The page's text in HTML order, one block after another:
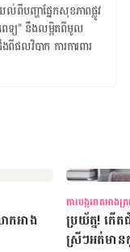
ល់​ពី​បញ្ហា​​ផ្នែក​សុខភាព​ផ្លូវ​
េទ្យ" ​នឹង​លម្អិត​ពីមូល
ពី​ផលវិបាក​ ​ការការពារ​
កអាង
ការបង្ករោគអាងត្
ប្រយ័ត្ន! កើ
ស្រីៗអត់មា